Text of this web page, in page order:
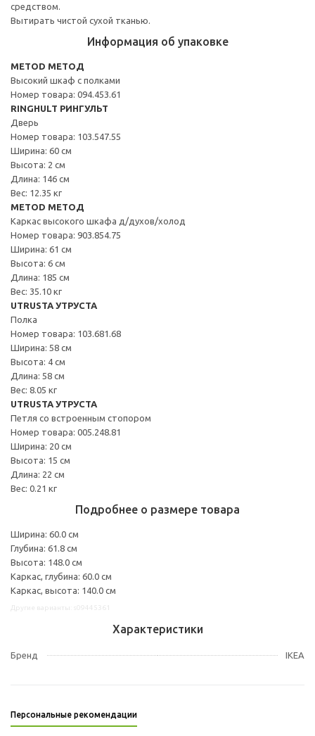
средством.
Вытирать чистой сухой тканью.
Информация об упаковке
METOD МЕТОД
Высокий шкаф с полками
Номер товара: 094.453.61
RINGHULT РИНГУЛЬТ
Дверь
Номер товара: 103.547.55
Ширина: 60 см
Высота: 2 см
Длина: 146 см
Вес: 12.35 кг
METOD МЕТОД
Каркас высокого шкафа д/духов/холод
Номер товара: 903.854.75
Ширина: 61 см
Высота: 6 см
Длина: 185 см
Вес: 35.10 кг
UTRUSTA УТРУСТА
Полка
Номер товара: 103.681.68
Ширина: 58 см
Высота: 4 см
Длина: 58 см
Вес: 8.05 кг
UTRUSTA УТРУСТА
Петля со встроенным стопором
Номер товара: 005.248.81
Ширина: 20 см
Высота: 15 см
Длина: 22 см
Вес: 0.21 кг
Подробнее о размере товара
Ширина: 60.0 см
Глубина: 61.8 см
Высота: 148.0 см
Каркас, глубина: 60.0 см
Каркас, высота: 140.0 см
Характеристики
Бренд IKEA
Персональные рекомендации